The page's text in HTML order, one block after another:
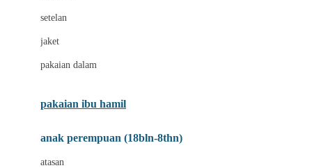
Cottonseeds
Crane
setelan
jaket
pakaian dalam
pakaian ibu hamil
anak perempuan (18bln-8thn)
atasan